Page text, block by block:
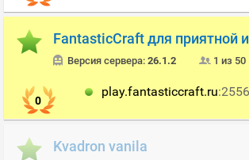
FantasticCraft для приятной
Версия сервера: 26.1.2 1 из 50
0
play.fantasticcraft.ru
Kvadron vanila